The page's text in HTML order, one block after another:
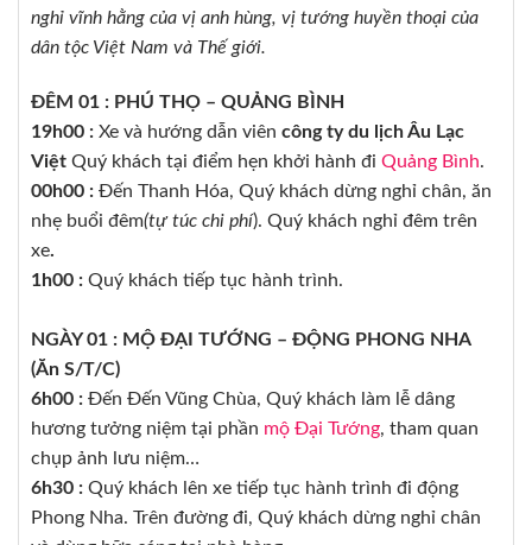
nghỉ vĩnh hằng của vị anh hùng, vị tướng huyền thoại của
dân tộc Việt Nam và Thế giới.
ĐÊM 01 : PHÚ THỌ – QUẢNG BÌNH
19h00 : Xe và hướng dẫn viên công ty du lịch Âu Lạc
Việt Quý khách tại điểm hẹn khởi hành đi Quảng Bình.
00h00 : Đến Thanh Hóa, Quý khách dừng nghỉ chân, ăn
nhẹ buổi đêm(tự túc chi phí). Quý khách nghỉ đêm trên
xe.
1h00 : Quý khách tiếp tục hành trình.
NGÀY 01 : MỘ ĐẠI TƯỚNG – ĐỘNG PHONG NHA
(Ăn S/T/C)
6h00 : Đến Đến Vũng Chùa, Quý khách làm lễ dâng
hương tưởng niệm tại phần mộ Đại Tướng, tham quan
chụp ảnh lưu niệm…
6h30 : Quý khách lên xe tiếp tục hành trình đi động
Phong Nha. Trên đường đi, Quý khách dừng nghỉ chân